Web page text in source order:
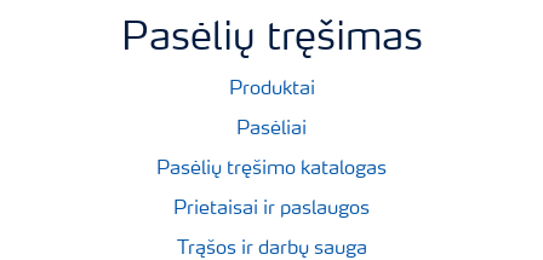
Pasėlių tręšimas
Produktai
Pasėliai
Pasėlių tręšimo katalogas
Prietaisai ir paslaugos
Trąšos ir darbų sauga